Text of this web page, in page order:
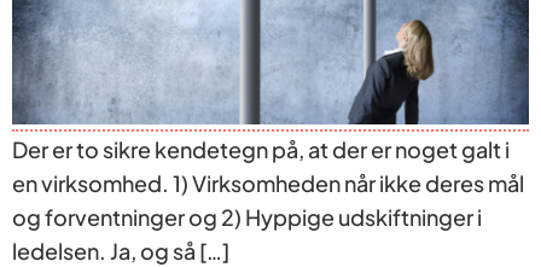
Der er to sikre kendetegn på, at der er noget galt i
en virksomhed. 1) Virksomheden når ikke deres mål
og forventninger og 2) Hyppige udskiftninger i
ledelsen. Ja, og så […]